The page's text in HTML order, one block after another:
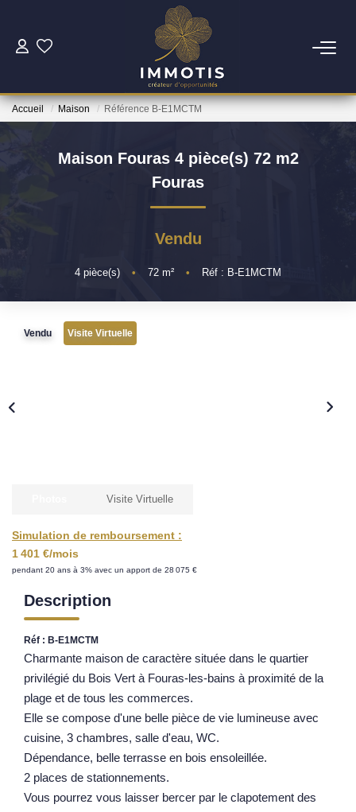
ESTIMER
Nos Biens
Nos Services
LOUER
Nos Biens
AGENCES
Notre Équipe
Parrainage
Accueil Maison Référence B-E1MCTM
Maison Fouras 4 pièce(s) 72 m2
Fouras
Vendu
4 pièce(s) • 72 m² • Réf : B-E1MCTM
Vendu Visite Virtuelle
Simulation de remboursement :
1 401 €/mois
pendant 20 ans à 3% avec un apport de 28 075 €
Visite Virtuelle
Description
Réf : B-E1MCTM
Charmante maison de caractère située dans le quartier
privilégié du Bois Vert à Fouras-les-bains à proximité de la
plage et de tous les commerces.
Elle se compose d'une belle pièce de vie lumineuse avec
cuisine, 3 chambres, salle d'eau, WC.
Dépendance, belle terrasse en bois ensoleillée.
2 places de stationnements.
Vous pourrez vous laisser bercer par le clapotement des